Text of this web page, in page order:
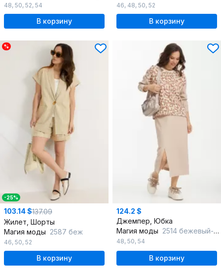
48, 50, 52, 54
В корзину
46, 48, 50, 52
В корзину
%
-25%
103.14 $137.09
Жилет, Шорты
Магия моды 2587 беж
46, 50, 52
В корзину
124.2 $
Джемпер, Юбка
Магия моды 2514 бежевый-леопард
48, 50, 54
В корзину